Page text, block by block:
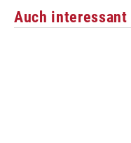
Auch interessant